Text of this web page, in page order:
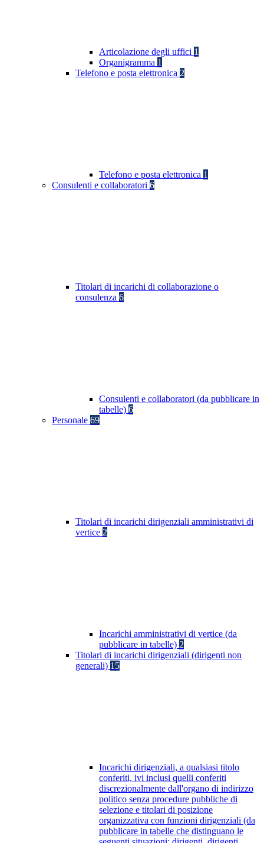
Articolazione degli uffici 1
Organigramma 1
Telefono e posta elettronica 2
Telefono e posta elettronica 1
Consulenti e collaboratori 6
Titolari di incarichi di collaborazione o
consulenza 6
Consulenti e collaboratori (da pubblicare in
tabelle) 6
Personale 69
Titolari di incarichi dirigenziali amministrativi di
vertice 2
Incarichi amministrativi di vertice (da
pubblicare in tabelle) 2
Titolari di incarichi dirigenziali (dirigenti non
generali) 15
Incarichi dirigenziali, a qualsiasi titolo
conferiti, ivi inclusi quelli conferiti
discrezionalmente dall'organo di indirizzo
politico senza procedure pubbliche di
selezione e titolari di posizione
organizzativa con funzioni dirigenziali (da
pubblicare in tabelle che distinguano le